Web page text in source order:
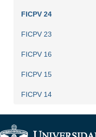
FICPV 24
FICPV 23
FICPV 16
FICPV 15
FICPV 14